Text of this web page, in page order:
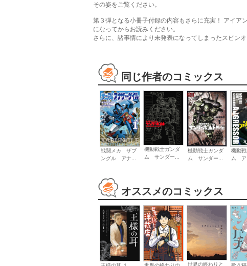
その姿をご覧ください。
第３弾となる小冊子付録の内容もさらに充実！ アイア
になってからお読みください。
さらに、諸事情により未発表になってしまったスピン
同じ作者のコミックス
戦闘メカ ザブ
ングル アナ...
機動戦士ガンダ
ム サンダー...
機動戦士ガンダ
ム サンダー...
機動
ム ア
オススメのコミックス
世界の終わりと